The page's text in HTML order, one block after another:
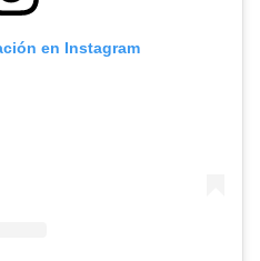
en Instagram